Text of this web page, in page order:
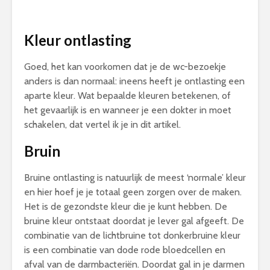
Kleur ontlasting
Goed, het kan voorkomen dat je de wc-bezoekje
anders is dan normaal: ineens heeft je ontlasting een
aparte kleur. Wat bepaalde kleuren betekenen, of
het gevaarlijk is en wanneer je een dokter in moet
schakelen, dat vertel ik je in dit artikel.
Bruin
Bruine ontlasting is natuurlijk de meest ‘normale’ kleur
en hier hoef je je totaal geen zorgen over de maken.
Het is de gezondste kleur die je kunt hebben. De
bruine kleur ontstaat doordat je lever gal afgeeft. De
combinatie van de lichtbruine tot donkerbruine kleur
is een combinatie van dode rode bloedcellen en
afval van de darmbacteriën. Doordat gal in je darmen